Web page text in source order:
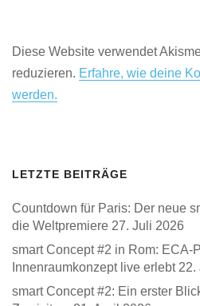
Diese Website verwendet
reduzieren. Erfahre, wie deine
werden.
LETZTE BEITRÄGE
Countdown für Paris: Der neue
die Weltpremiere 27. Juli 2026
smart Concept #2 in Rom: ECA-
Innenraumkonzept live erlebt 22.
smart Concept #2: Ein erster